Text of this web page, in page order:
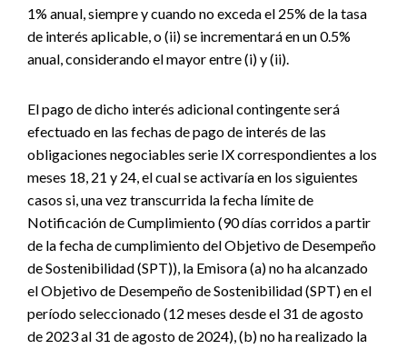
1% anual, siempre y cuando no exceda el 25% de la tasa
de interés aplicable, o (ii) se incrementará en un 0.5%
anual, considerando el mayor entre (i) y (ii).
El pago de dicho interés adicional contingente será
efectuado en las fechas de pago de interés de las
obligaciones negociables serie IX correspondientes a los
meses 18, 21 y 24, el cual se activaría en los siguientes
casos si, una vez transcurrida la fecha límite de
Notificación de Cumplimiento (90 días corridos a partir
de la fecha de cumplimiento del Objetivo de Desempeño
de Sostenibilidad (SPT)), la Emisora (a) no ha alcanzado
el Objetivo de Desempeño de Sostenibilidad (SPT) en el
período seleccionado (12 meses desde el 31 de agosto
de 2023 al 31 de agosto de 2024), (b) no ha realizado la